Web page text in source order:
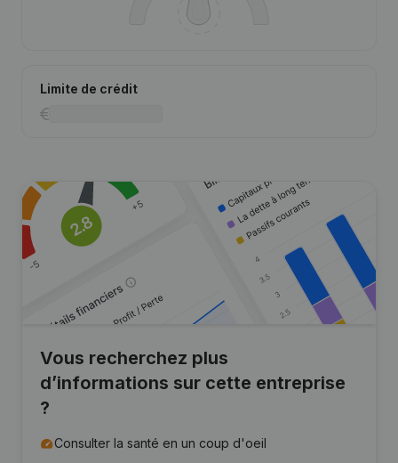
Limite de crédit
Vous recherchez plus
d’informations sur cette entreprise
?
Consulter la santé en un coup d'oeil